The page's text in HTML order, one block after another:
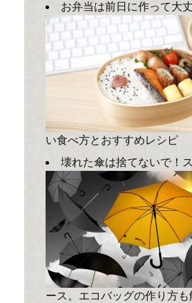
お弁当は前日に作って大
い食べ方とおすすめレシピ
壊れた傘は捨てないで！
ース。エコバッグの作り方も